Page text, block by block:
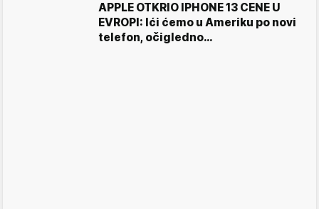
APPLE OTKRIO IPHONE 13 CENE U
EVROPI: Ići ćemo u Ameriku po novi
telefon, očigledno…